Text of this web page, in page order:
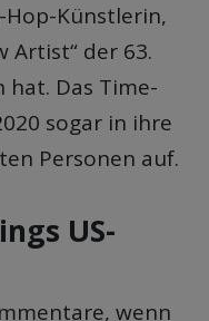
Künstlerin,
Artist“ der 63.
hat. Das Time-
sogar in ihre
Personen auf.
US-
wenn